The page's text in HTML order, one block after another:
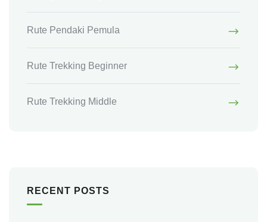
Rute Pendaki Pemula
Rute Trekking Beginner
Rute Trekking Middle
RECENT POSTS